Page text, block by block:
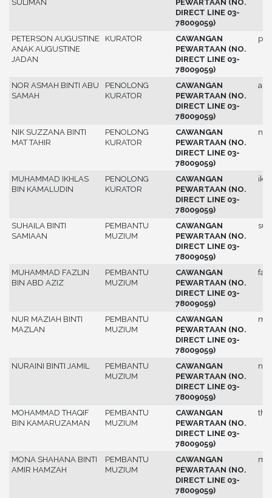
SULIMAN
PEWARTAAN (NO.
DIRECT LINE 03-
78009059)
PETERSON AUGUSTINE
ANAK AUGUSTINE
JADAN
KURATOR
CAWANGAN
PEWARTAAN (NO.
DIRECT LINE 03-
78009059)
NOR ASMAH BINTI ABU
SAMAH
PENOLONG
KURATOR
CAWANGAN
PEWARTAAN (NO.
DIRECT LINE 03-
78009059)
NIK SUZZANA BINTI
MAT TAHIR
PENOLONG
KURATOR
CAWANGAN
PEWARTAAN (NO.
DIRECT LINE 03-
78009059)
MUHAMMAD IKHLAS
BIN KAMALUDIN
PENOLONG
KURATOR
CAWANGAN
PEWARTAAN (NO.
DIRECT LINE 03-
78009059)
SUHAILA BINTI
SAMIAAN
PEMBANTU
MUZIUM
CAWANGAN
PEWARTAAN (NO.
DIRECT LINE 03-
78009059)
MUHAMMAD FAZLIN
BIN ABD AZIZ
PEMBANTU
MUZIUM
CAWANGAN
PEWARTAAN (NO.
DIRECT LINE 03-
78009059)
NUR MAZIAH BINTI
MAZLAN
PEMBANTU
MUZIUM
CAWANGAN
PEWARTAAN (NO.
DIRECT LINE 03-
78009059)
NURAINI BINTI JAMIL
PEMBANTU
MUZIUM
CAWANGAN
PEWARTAAN (NO.
DIRECT LINE 03-
78009059)
MOHAMMAD THAQIF
BIN KAMARUZAMAN
PEMBANTU
MUZIUM
CAWANGAN
PEWARTAAN (NO.
DIRECT LINE 03-
78009059)
MONA SHAHANA BINTI
AMIR HAMZAH
PEMBANTU
MUZIUM
CAWANGAN
PEWARTAAN (NO.
DIRECT LINE 03-
78009059)